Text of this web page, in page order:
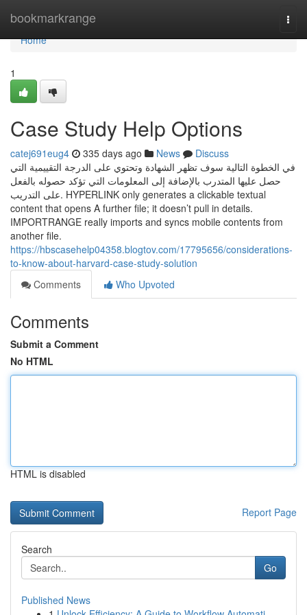
bookmarkrange
Home
Home
1
Case Study Help Options
catej691eug4 335 days ago News
Discuss
في الخطوة التالية سوف تظهر الشهادة وتحتوي على الدرجة التقييمية التي
حصل عليها المتدرب بالإضافة إلى المعلومات التي تؤكد حصوله بالفعل
على التدريب. HYPERLINK only generates a clickable textual
content that opens A further file; it doesn’t pull in details.
IMPORTRANGE really imports and syncs mobile contents from
another file.
https://hbscasehelp04358.blogtov.com/17795656/considerations-
to-know-about-harvard-case-study-solution
Comments
Who Upvoted
Comments
Submit a Comment
No HTML
HTML is disabled
Report Page
Search
Go
Published News